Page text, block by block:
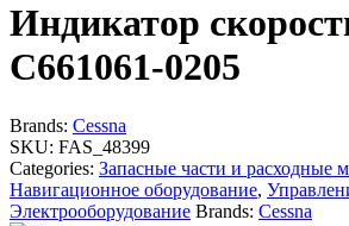
Индикатор
С661061-0205
Brands: Cessna
SKU: FAS_48399
Categories: Запасные части и расходные
Навигационное оборудование,
Электрооборудование Brands: Cessna